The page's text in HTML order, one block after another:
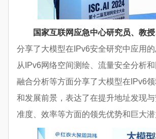
国家互联网应急中心研究员、教
分享了大模型在IPv6安全研究中应用
从IPv6网络空间测绘、流量安全分析
融合分析等方面分享了大模型在IPv6
和发展前景，表达了在提升地址发现
准度、效率等方面的领先优势和巨大潜